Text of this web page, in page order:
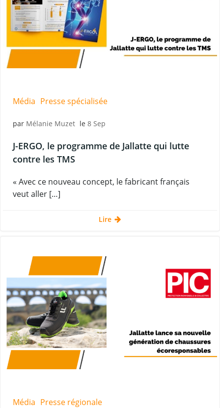
Média Presse spécialisée
par Mélanie Muzet le 8 Sep
J-ERGO, le programme de Jallatte qui lutte
contre les TMS
« Avec ce nouveau concept, le fabricant français
veut aller […]
Lire
Média Presse régionale